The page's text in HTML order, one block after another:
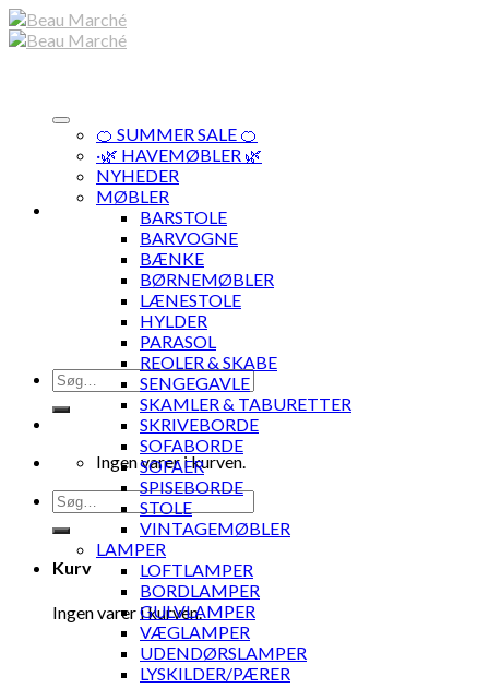
Skip
to
Søg
efter:
Ingen varer i kurven.
Søg
efter:
Kurv
Ingen varer i kurven.
🍊 SUMMER SALE 🍊
·🌿 HAVEMØBLER 🌿
NYHEDER
MØBLER
BARSTOLE
BARVOGNE
BÆNKE
BØRNEMØBLER
LÆNESTOLE
HYLDER
PARASOL
REOLER & SKABE
SENGEGAVLE
SKAMLER & TABURETTER
SKRIVEBORDE
SOFABORDE
SOFAER
SPISEBORDE
STOLE
VINTAGEMØBLER
LAMPER
LOFTLAMPER
BORDLAMPER
GULVLAMPER
VÆGLAMPER
UDENDØRSLAMPER
LYSKILDER/PÆRER